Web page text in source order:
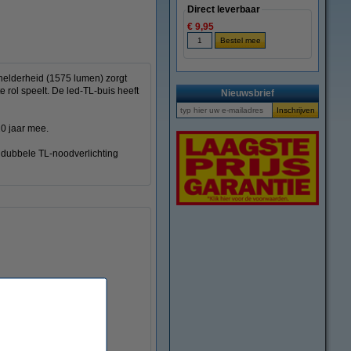
(1575 lumen) zorgt
rol speelt. De led-TL-buis heeft
jaar mee.
TL-noodverlichting
Direct leverbaar
€ 9,95
Nieuwsbrief